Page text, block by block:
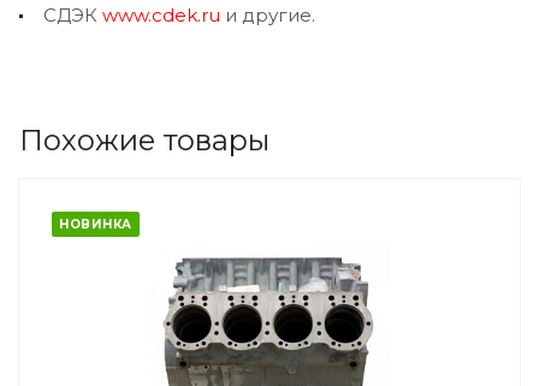
СДЭК www.cdek.ru и другие.
Похожие товары
НОВИНКА